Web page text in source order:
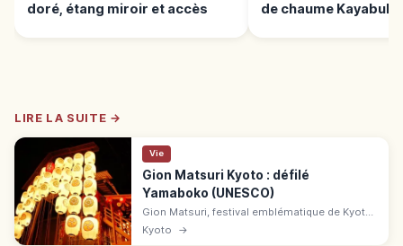
doré, étang miroir et accès
de chaume Kayabuki
LIRE LA SUITE →
Vie
Gion Matsuri Kyoto : défilé
Yamaboko (UNESCO)
Gion Matsuri, festival emblématique de Kyoto
en juillet (UNESCO). Défilés de 34 chars
Yamaboko les 17 et 24, soirées Yoiyama
Kyoto →